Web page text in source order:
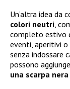
Un’altra idea da
colori neutri,
completo estivo
eventi, aperitivi o
senza indossare
possono
una scarpa nera